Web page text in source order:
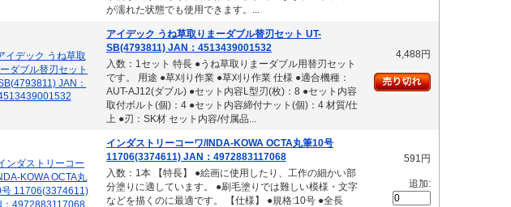
が濡れた状態でも使用できます。...
アイデック うね草取りまーダブル替刃セット UT-
SB(4793811) JAN：4513439001532
入数：1セット 特長 ●うね草取りまーダブル用替刃セット
です。 用途 ●草刈り作業 ●草刈り作業 仕様 ●適合機種：
AUT-AJ12(ダブル) ●セット内容L型刃(枚)：8 ●セット内容
取付ボルト(個)：4 ●セット内容締付ナット(個)：4 材質/仕
上 ●刃：SK材 セット内容/付属品...
4,488円
インダストリーコーワ/INDA-KOWA OCTA丸筆10号
11706(3374611) JAN：4972883117068
入数：1本 【特長】 ●絵画に使用したり、工作の細かい部
分塗りに適しています。 ●刷毛塗りでは難しい模様・文字
などを描くのに最適です。 【仕様】 ●規格:10号 ●全長
591円
追加: